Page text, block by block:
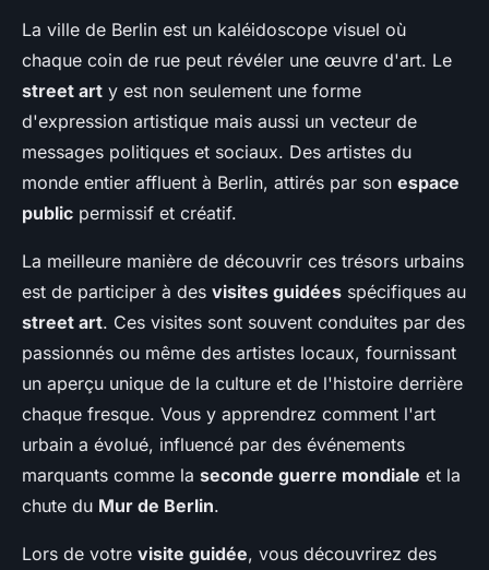
La ville de Berlin est un kaléidoscope visuel où
chaque coin de rue peut révéler une œuvre d'art. Le
street art y est non seulement une forme
d'expression artistique mais aussi un vecteur de
messages politiques et sociaux. Des artistes du
monde entier affluent à Berlin, attirés par son espace
public permissif et créatif.
La meilleure manière de découvrir ces trésors urbains
est de participer à des visites guidées spécifiques au
street art. Ces visites sont souvent conduites par des
passionnés ou même des artistes locaux, fournissant
un aperçu unique de la culture et de l'histoire derrière
chaque fresque. Vous y apprendrez comment l'art
urbain a évolué, influencé par des événements
marquants comme la seconde guerre mondiale et la
chute du Mur de Berlin.
Lors de votre visite guidée, vous découvrirez des